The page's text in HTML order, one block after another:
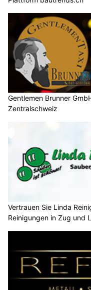
Gentlemen Brunner
Zentralschweiz
Vertrauen Sie Linda
Reinigungen in Zug und